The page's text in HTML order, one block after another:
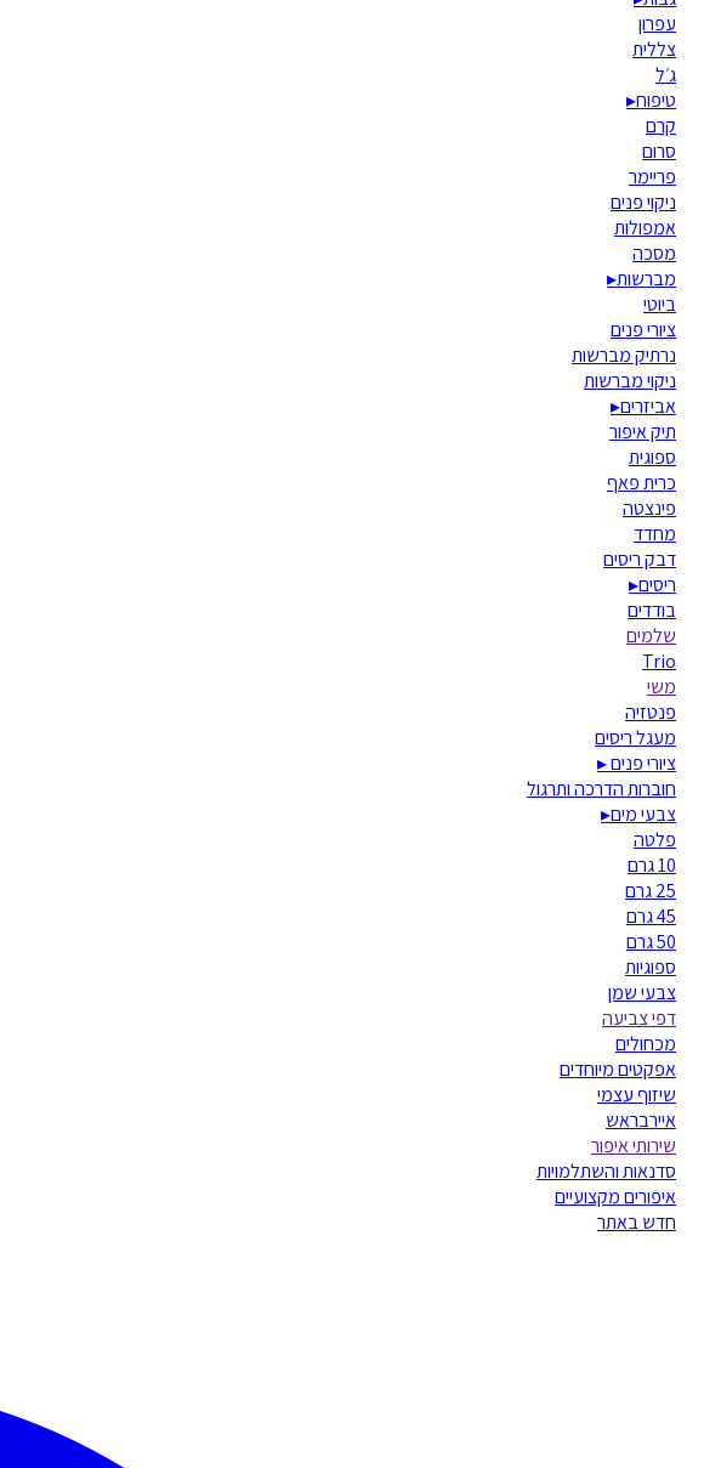
עפרון
צללית
ג׳ל
טיפוח▸
קרם
סרום
פריימר
ניקוי פנים
אמפולות
מסכה
מברשות▸
ביוטי
ציורי פנים
נרתיק מברשות
ניקוי מברשות
אביזרים▸
תיק איפור
ספוגית
כרית פאף
פינצטה
מחדד
דבק ריסים
ריסים▸
בודדים
שלמים
Trio
משי
פנטזיה
מעגל ריסים
ציורי פנים▸
חוברות הדרכה ותרגול
צבעי מים▸
פלטה
10 גרם
25 גרם
45 גרם
50 גרם
ספוגיות
צבעי שמן
דפי צביעה
מכחולים
אפקטים מיוחדים
שיזוף עצמי
איירבראש
שירותי איפור
סדנאות והשתלמויות
איפורים מקצועיים
חדש באתר